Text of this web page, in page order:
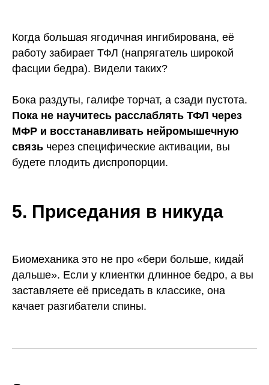
Когда большая ягодичная ингибирована, её
работу забирает ТФЛ (напрягатель широкой
фасции бедра). Видели таких?
Бока раздуты, галифе торчат, а сзади пустота.
Пока не научитесь расслаблять ТФЛ через
МФР и восстанавливать нейромышечную
связь через специфические активации, вы
будете плодить диспропорции.
5. Приседания в никуда
Биомеханика это не про «бери больше, кидай
дальше». Если у клиентки длинное бедро, а вы
заставляете её приседать в классике, она
качает разгибатели спины.